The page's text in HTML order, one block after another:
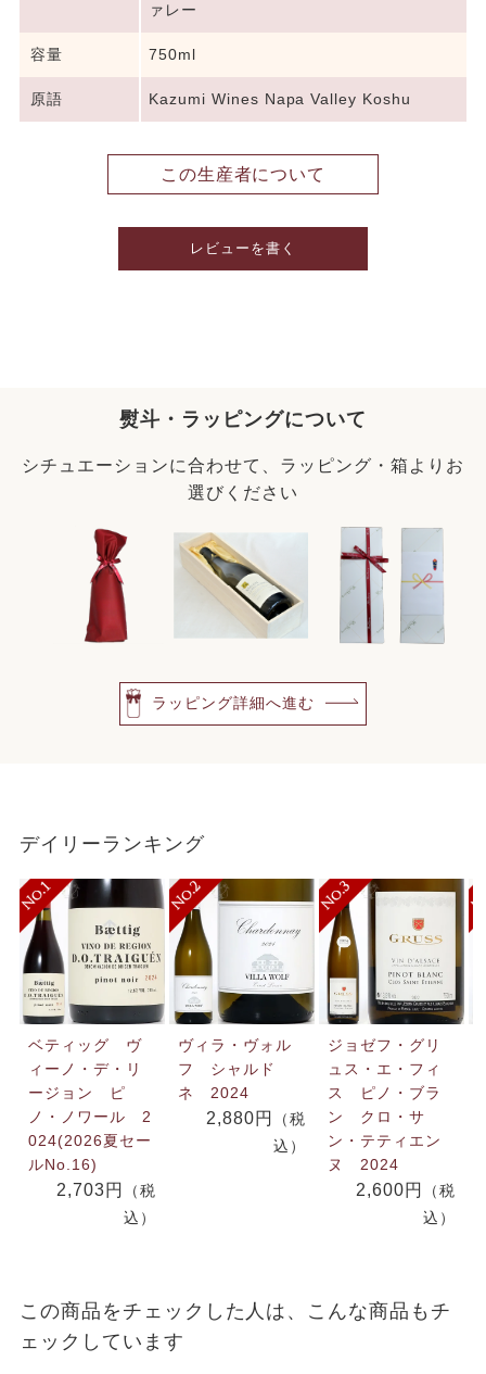
ァレー
容量 750ml
原語 Kazumi Wines Napa Valley Koshu
この生産者について
レビューを書く
熨斗・ラッピングについて
シチュエーションに合わせて、ラッピング・箱よりお
選びください
ラッピング詳細へ進む
デイリーランキング
ベティッグ ヴ
ィーノ・デ・リ
ージョン ピ
ノ・ノワール 2
024(2026夏セー
ルNo.16)
2,703円
（税
込）
ヴィラ・ヴォル
フ シャルド
ネ 2024
2,880円
（税
込）
ジョゼフ・グリ
ュス・エ・フィ
ス ピノ・ブラ
ン クロ・サ
ン・テティエン
ヌ 2024
2,600円
（税
込）
この商品をチェックした人は、こんな商品もチ
ェックしています